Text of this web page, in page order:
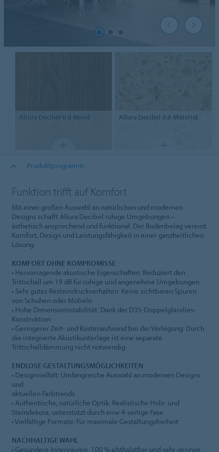
Allura Decibel 0.8 Wood Allura Decibel 0.8 Material
Produktprogramm
Funktion trifft auf Komfort
Mit einer großen Auswahl an natürlichen und modernen
Designs schafft Allura Decibel ruhige Umgebungen –
ästhetisch ansprechend und funktional. Der Bodenbelag vereint
Komfort, Design und Leistungsfähigkeit in einer ganzheitlichen
Lösung.
KOMFORT OHNE KOMPROMISSE
• Hervorragende akustische Eigenschaften: Reduziert den
Trittschall um 19 dB für ruhige und angenehme Umgebungen
• Sehr gutes Resteindruckverhalten: Keine sichtbaren Spuren
von Schuhen oder Möbeln
• Hohe Dimensionsstabilität: Dank der D3S-Doppelglasvlies-
Konstruktion
• Geringerer Zeit- und Kostenaufwand bei der Verlegung: Durch
die integrierte Akustikunterlage ist eine separate
Trittschalldämmung nicht notwendig
ENDLOSE GESTALTUNGSMÖGLICHKEITEN
• Designvielfalt: Umfangreiche Auswahl an modernen Designs
und
aktuellen Farbtrends
• Authentische, natürliche Optik: Realistische Holz- und
Steindekore, unterstützt durch eine 4-seitige Fase
• Vielfältige Formate: Für maximale Gestaltungsfreiheit
NACHHALTIGE WAHL
• Gesündere Innenräume: 100 % phthalatfrei und sehr geringe